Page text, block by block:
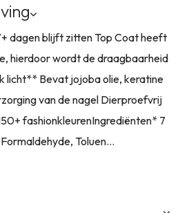
dagen blijft zitten Top Coat heeft
hierdoor wordt de draagbaarheid
licht** Bevat jojoba olie, keratine
van de nagel Dierproefvrij
fashionkleurenIngrediënten* 7
Toluen...